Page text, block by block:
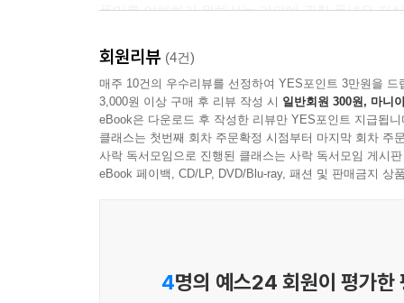
풍미를 이해하기 위해서는 커피에 관한 폭넓은 지
생두 가격 급등이 이어진다면, 시장에서 저가를
이용하는 기업이나 가게들은 커피 산업 전체 문제
--- p.33 「커피 철학과 과학의 시대」 중에서
게이샤 품종 재배가 확대되는 한편에서 파나마
스페셜티 커피의 풍미 저하에는 몇 가지 이유가
회원리뷰 (4건)
매주 10건의 우수리뷰를 선정하여 YES포인트 3만원을 드
3,000원 이상 구매 후 리뷰 작성 시 일반회원 300원, 마니
eBook은 다운로드 후 작성한 리뷰만 YES포인트 지급됩니
클래스는 첫번째 회차 주문확정 시점부터 마지막 회차 주
사락 독서모임으로 진행된 클래스는 사락 독서모임 게시
eBook 페이백, CD/LP, DVD/Blu-ray, 패션 및 판매금지 상
4명의 예스24 회원이 평가한